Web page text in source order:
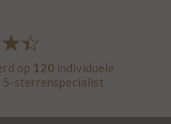
op 120individuele
5-sterrenspecialist